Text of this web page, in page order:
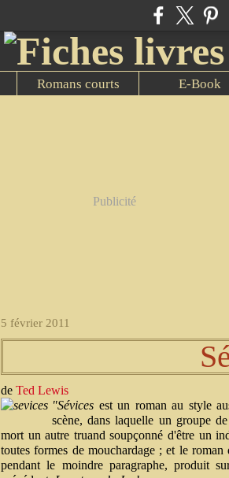
Romans courts E-Book
Publicité
5 février 2011
de Ted Lewis
"Sévices est un roman au style
scène, dans laquelle un groupe
mort un autre truand soupçonné d'être un
toutes formes de mouchardage ; et le
pendant le moindre paragraphe, produit